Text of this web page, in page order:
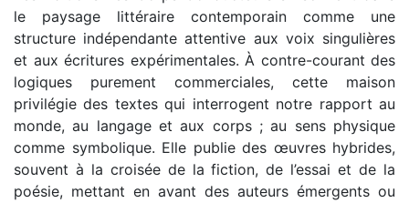
le paysage littéraire contemporain comme une
structure indépendante attentive aux voix singulières
et aux écritures expérimentales. À contre-courant des
logiques purement commerciales, cette maison
privilégie des textes qui interrogent notre rapport au
monde, au langage et aux corps ; au sens physique
comme symbolique. Elle publie des œuvres hybrides,
souvent à la croisée de la fiction, de l’essai et de la
poésie, mettant en avant des auteurs émergents ou